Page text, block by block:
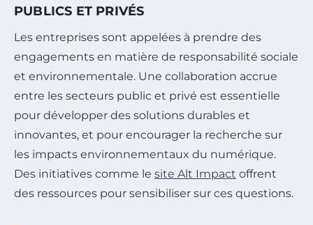
PUBLICS ET PRIVÉS
Les entreprises sont appelées à prendre des
engagements en matière de responsabilité sociale
et environnementale. Une collaboration accrue
entre les secteurs public et privé est essentielle
pour développer des solutions durables et
innovantes, et pour encourager la recherche sur
les impacts environnementaux du numérique.
Des initiatives comme le site Alt Impact offrent
des ressources pour sensibiliser sur ces questions.